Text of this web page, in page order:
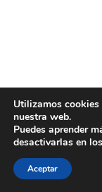
Utilizamos
nuestra web.
Puedes aprender
desactivarlas en los
Aceptar